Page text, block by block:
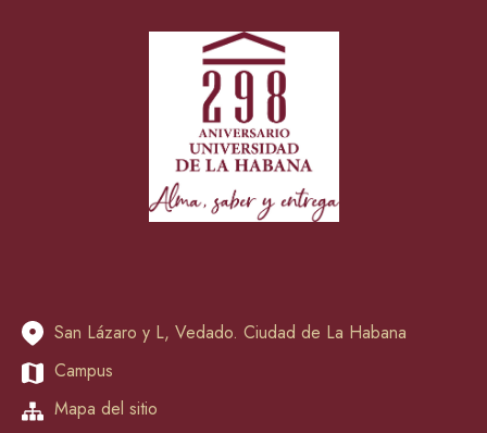
San Lázaro y L, Vedado. Ciudad de La Habana
Campus
Mapa del sitio